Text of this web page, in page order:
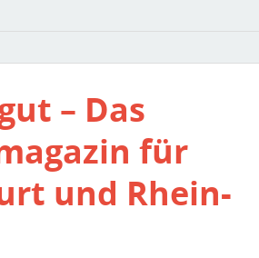
– Das
für
und Rhein-